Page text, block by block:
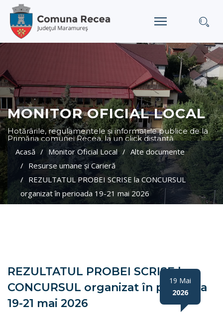
MONITOR OFICIAL LOCAL
Hotărârile, regulamentele și informațiile publice de la
Primăria comunei Recea, la un click distanță
Acasă Monitor Oficial Local
Alte documente
Resurse umane şi Carieră
REZULTATUL PROBEI SCRISE la CONCURSUL
organizat în perioada 19-21 mai 2026
REZULTATUL PROBEI SCRISE la
CONCURSUL organizat în perioada
19-21 mai 2026
19 Mai
2026